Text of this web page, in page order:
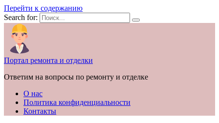
Перейти к содержанию
Search for:
Портал ремонта и отделки
Ответим на вопросы по ремонту и отделке
О нас
Политика конфиденциальности
Контакты